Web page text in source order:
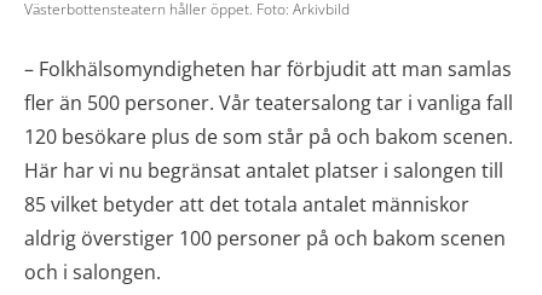
Västerbottensteatern håller öppet. Foto: Arkivbild
– Folkhälsomyndigheten har förbjudit att man samlas
fler än 500 personer. Vår teatersalong tar i vanliga fall
120 besökare plus de som står på och bakom scenen.
Här har vi nu begränsat antalet platser i salongen till
85 vilket betyder att det totala antalet människor
aldrig överstiger 100 personer på och bakom scenen
och i salongen.